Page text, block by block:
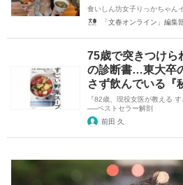
食いしん坊女子りっかちゃん
「文春オンライン」編集
75歳で突きつけら
の診断書…東大卒
さず飲んでいる『
『82歳、現役女医が教える
──ベストセラー解剖
前田 久